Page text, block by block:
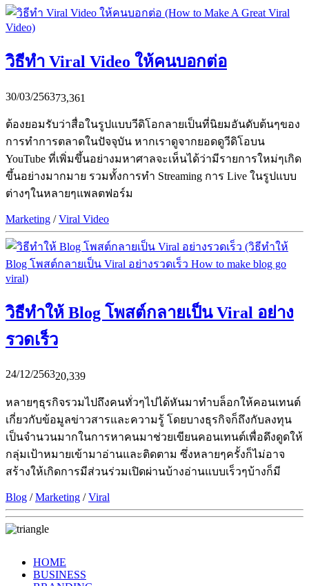
วิธีทำ Viral Video ให้คนบอกต่อ
30/03/256373,361
ต้องยอมรับว่าสื่อในรูปแบบวีดิโอกลายเป็นที่นิยมอันดับต้นๆของ
การทำการตลาดในปัจจุบัน หากเราดูจากยอดดูวีดิโอบน
YouTube ที่เพิ่มขึ้นอย่างมหาศาลจะเห็นได้ว่ามีรายการใหม่ๆเกิด
ขึ้นอย่างมากมาย รวมทั้งการทำ Streaming การ Live ในรูปแบบ
ต่างๆในหลายๆแพลตฟอร์ม
Marketing /Viral Video
วิธีทำให้ Blog โพสต์กลายเป็น Viral อย่าง
รวดเร็ว
24/12/256320,339
หลายๆธุรกิจรวมไปถึงคนทั่วๆไปได้หันมาทำบล็อกให้คอนเทนต์
เกี่ยวกับข้อมูลข่าวสารและความรู้ โดยบางธุรกิจก็ถึงกับลงทุน
เป็นจำนวนมากในการหาคนมาช่วยเขียนคอนเทนต์เพื่อดึงดูดให้
กลุ่มเป้าหมายเข้ามาอ่านและติดตาม ซึ่งหลายๆครั้งก็ไม่อาจ
สร้างให้เกิดการมีส่วนร่วมเปิดผ่านบ้างอ่านแบบเร็วๆบ้างก็มี
Blog /Marketing /Viral
HOME
BUSINESS